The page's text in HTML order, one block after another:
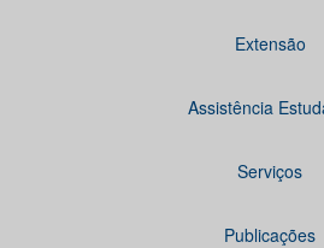
Extensão
Assistência
Serviços
Publicações